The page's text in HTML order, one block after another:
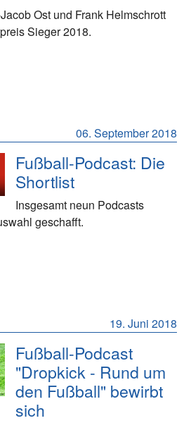
Ost und Frank Helmschrott
Sieger 2018.
06. September 2018
Fußball-Podcast: Die
Shortlist
Insgesamt neun Podcasts
geschafft.
19. Juni 2018
Fußball-Podcast
"Dropkick - Rund um
den Fußball" bewirbt
sich